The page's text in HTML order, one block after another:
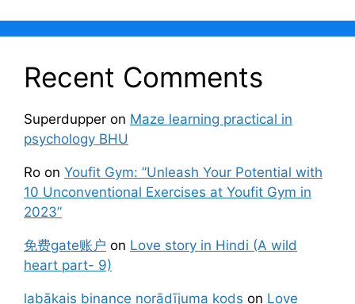
Recent Comments
Superdupper on Maze learning practical in
psychology BHU
Ro on Youfit Gym: ”Unleash Your Potential with
10 Unconventional Exercises at Youfit Gym in
2023”
免费gate账户 on Love story in Hindi (A wild
heart part- 9)
labākais binance norādījuma kods on Love